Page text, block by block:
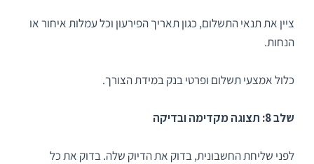
ציין את תנאי התשלום, כגון תאריך הפירעון וכל עמלות איחור או
הנחות.
כלול אמצעי תשלום ופרטי בנק במידת הצורך.
שלב 8: תצוגה מקדימה ובדיקה
לפני שליחת החשבונית, בדוק את הדיוק שלה. בדוק את כל